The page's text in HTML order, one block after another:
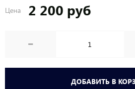
Цена 2 200 руб
ДОБАВИТЬ В